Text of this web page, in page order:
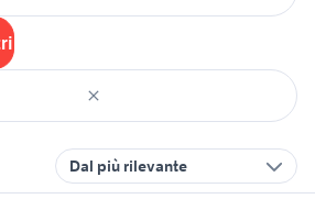
Dal più rilevante